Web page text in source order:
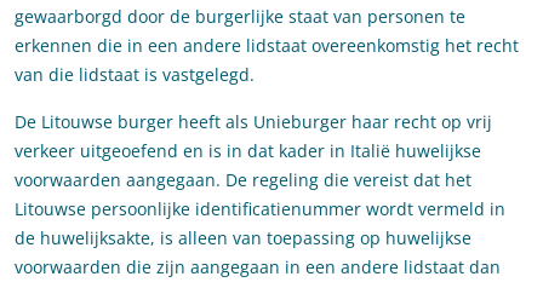
gewaarborgd door de burgerlijke staat van personen te
erkennen die in een andere lidstaat overeenkomstig het recht
van die lidstaat is vastgelegd.
De Litouwse burger heeft als Unieburger haar recht op vrij
verkeer uitgeoefend en is in dat kader in Italië huwelijkse
voorwaarden aangegaan. De regeling die vereist dat het
Litouwse persoonlijke identificatienummer wordt vermeld in
de huwelijksakte, is alleen van toepassing op huwelijkse
voorwaarden die zijn aangegaan in een andere lidstaat dan